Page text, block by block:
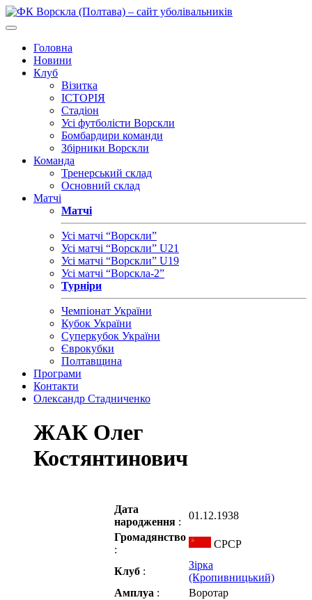
Головна
Новини
Клуб
Візитка
ІСТОРІЯ
Стадіон
Усі футболісти Ворскли
Бомбардири команди
Збірники Ворскли
Команда
Тренерський склад
Основний склад
Матчі
Матчі
Усі матчі “Ворскли”
Усі матчі “Ворскли” U21
Усі матчі “Ворскли” U19
Усі матчі “Ворскла-2”
Турніри
Чемпіонат України
Кубок України
Суперкубок України
Єврокубки
Полтавщина
Програми
Контакти
Олександр Стадниченко
ЖАК Олег
Костянтинович
Дата
народження :
01.12.1938
Громадянство
:
СРСР
Клуб :
Зірка
(Кропивницький)
Амплуа : Воротар